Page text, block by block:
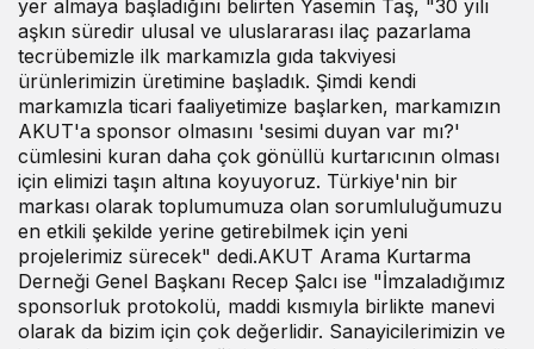
yer almaya başladığını belirten Yasemin Taş, "30 yılı
aşkın süredir ulusal ve uluslararası ilaç pazarlama
tecrübemizle ilk markamızla gıda takviyesi
ürünlerimizin üretimine başladık. Şimdi kendi
markamızla ticari faaliyetimize başlarken, markamızın
AKUT'a sponsor olmasını 'sesimi duyan var mı?'
cümlesini kuran daha çok gönüllü kurtarıcının olması
için elimizi taşın altına koyuyoruz. Türkiye'nin bir
markası olarak toplumumuza olan sorumluluğumuzu
en etkili şekilde yerine getirebilmek için yeni
projelerimiz sürecek" dedi.AKUT Arama Kurtarma
Derneği Genel Başkanı Recep Şalcı ise "İmzaladığımız
sponsorluk protokolü, maddi kısmıyla birlikte manevi
olarak da bizim için çok değerlidir. Sanayicilerimizin ve